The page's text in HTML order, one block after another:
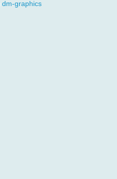
dm-graphics